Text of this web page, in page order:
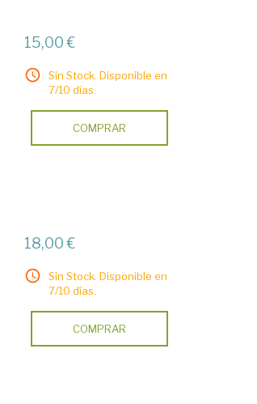
15,00 €
Sin Stock. Disponible en
7/10 días.
COMPRAR
18,00 €
Sin Stock. Disponible en
7/10 días.
COMPRAR